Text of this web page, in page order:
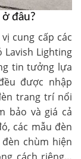
đâu?
cung cấp các
Lighting
tin tưởng lựa
được nhập
trang trí nổi
bảo và giá cả
các mẫu đèn
chùm hiện